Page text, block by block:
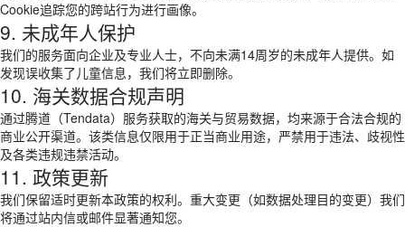
Cookie追踪您的跨站行为进行画像。
9. 未成年人保护
我们的服务面向企业及专业人士，不向未满14周岁的未成年人提供。如
发现误收集了儿童信息，我们将立即删除。
10. 海关数据合规声明
通过腾道（Tendata）服务获取的海关与贸易数据，均来源于合法合规的
商业公开渠道。该类信息仅限用于正当商业用途，严禁用于违法、歧视性
及各类违规违禁活动。
11. 政策更新
我们保留适时更新本政策的权利。重大变更（如数据处理目的变更）我们
将通过站内信或邮件显著通知您。